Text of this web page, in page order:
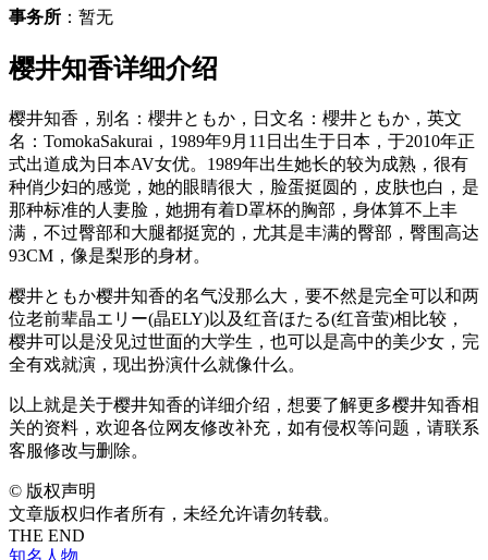
事务所 ：暂无
樱井知香详细介绍
樱井知香，别名：櫻井ともか，日文名：櫻井ともか，英文
名：TomokaSakurai，1989年9月11日出生于日本，于2010年正
式出道成为日本AV女优。1989年出生她长的较为成熟，很有
种俏少妇的感觉，她的眼睛很大，脸蛋挺圆的，皮肤也白，是
那种标准的人妻脸，她拥有着D罩杯的胸部，身体算不上丰
满，不过臀部和大腿都挺宽的，尤其是丰满的臀部，臀围高达
93CM，像是梨形的身材。
樱井ともか樱井知香的名气没那么大，要不然是完全可以和两
位老前辈晶エリー(晶ELY)以及红音ほたる(红音萤)相比较，
樱井可以是没见过世面的大学生，也可以是高中的美少女，完
全有戏就演，现出扮演什么就像什么。
以上就是关于樱井知香的详细介绍，想要了解更多樱井知香相
关的资料，欢迎各位网友修改补充，如有侵权等问题，请联系
客服修改与删除。
© 版权声明
文章版权归作者所有，未经允许请勿转载。
THE END
知名人物